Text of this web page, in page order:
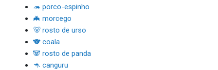
🦔 porco-espinho
🦇 morcego
🐻 rosto de urso
🐨 coala
🐼 rosto de panda
🦘 canguru